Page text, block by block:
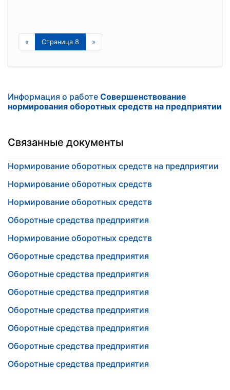
« Страница 8 »
Информация о работе Совершенствование
нормирования оборотных средств на предприятии
Связанные документы
Нормирование оборотных средств на предприятии
Нормирование оборотных средств
Нормирование оборотных средств
Оборотные средства предприятия
Нормирование оборотных средств
Оборотные средства предприятия
Оборотные средства предприятия
Оборотные средства предприятия
Оборотные средства предприятия
Оборотные средства предприятия
Оборотные средства предприятия
Оборотные средства предприятия